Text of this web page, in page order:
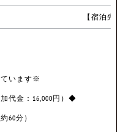
【宿泊先
います※
代金：16,000円）◆
60分）